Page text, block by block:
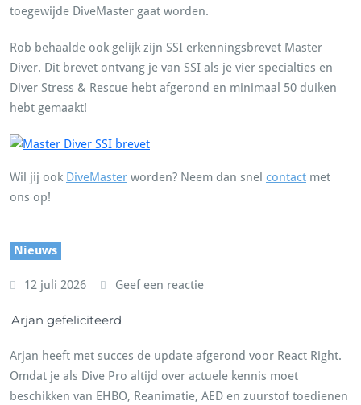
toegewijde DiveMaster gaat worden.
Rob behaalde ook gelijk zijn SSI erkenningsbrevet Master
Diver. Dit brevet ontvang je van SSI als je vier specialties en
Diver Stress & Rescue hebt afgerond en minimaal 50 duiken
hebt gemaakt!
Wil jij ook DiveMaster worden? Neem dan snel contact met
ons op!
Nieuws
12 juli 2026 Geef een reactie
Arjan gefeliciteerd
Arjan heeft met succes de update afgerond voor React Right.
Omdat je als Dive Pro altijd over actuele kennis moet
beschikken van EHBO, Reanimatie, AED en zuurstof toedienen